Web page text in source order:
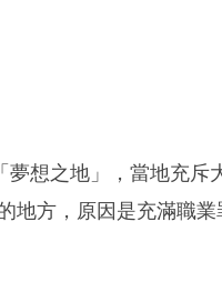
想之地」，當地充斥
地方，原因是充滿職